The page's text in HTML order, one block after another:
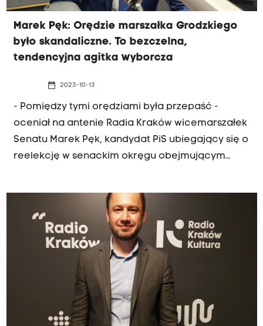
Marek Pęk: Orędzie marszałka Grodzkiego
było skandaliczne. To bezczelna,
tendencyjna agitka wyborcza
date_range 2023-10-13
- Pomiędzy tymi orędziami była przepaść -
oceniał na antenie Radia Kraków wicemarszałek
Senatu Marek Pęk, kandydat PiS ubiegający się o
reelekcję w senackim okręgu obejmującym
Senatu wygłosili w telewizji orędzia. Prezydent
Andrzej Duda zachęcił do licznego udziału w
wyborach i referendum. Marszałek Tomasz
Grodzki mówił między innymi, że w tę niedzielę
zdecydujemy, czy chcemy pozostać w Unii
Europejskiej. "Wystąpienie prezydenta było
spokojne i wyważone. Orędzie marszałka
Grodzkiego było skandaliczne, to była